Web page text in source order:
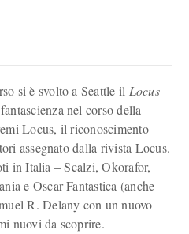
si è svolto a Seattle il Locus
nel corso della
Locus, il riconoscimento
assegnato dalla rivista Locus.
in Italia – Scalzi, Okorafor,
e Oscar Fantastica (anche
R. Delany con un nuovo
nuovi da scoprire.